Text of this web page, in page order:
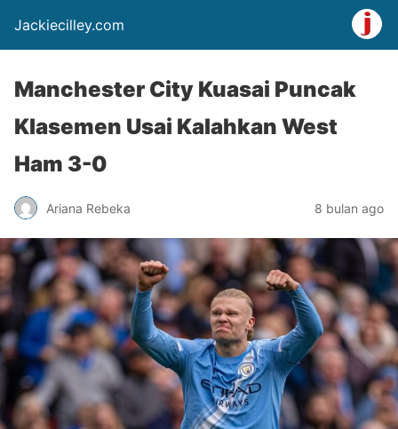
Jackiecilley.com
Manchester City Kuasai Puncak
Klasemen Usai Kalahkan West
Ham 3-0
Ariana Rebeka 8 bulan ago